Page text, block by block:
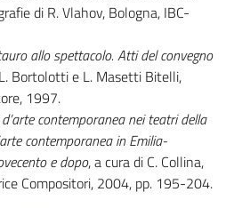
di R. Vlahov, Bologna, IBC-
allo spettacolo. Atti del convegno
Bortolotti e L. Masetti Bitelli,
1997.
contemporanea nei teatri della
contemporanea in Emilia-
e dopo, a cura di C. Collina,
Compositori, 2004, pp. 195-204.